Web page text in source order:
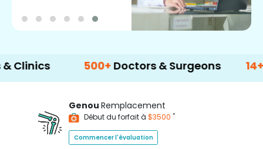
500+ Doctors & Surgeons 14+
Genou Remplacement
Début du forfait à $3500 *
Commencer l'évaluation